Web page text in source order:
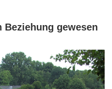
Beziehung gewesen